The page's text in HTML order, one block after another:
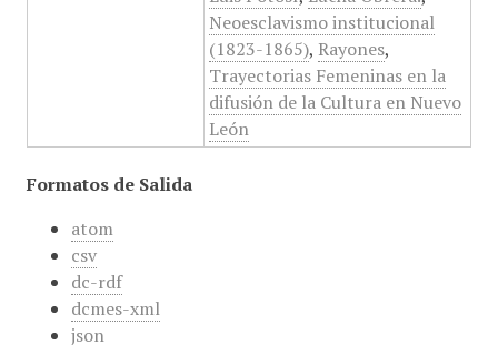
Neoesclavismo institucional
(1823-1865), Rayones,
Trayectorias Femeninas en la
difusión de la Cultura en Nuevo
León
Formatos de Salida
atom
csv
dc-rdf
dcmes-xml
json